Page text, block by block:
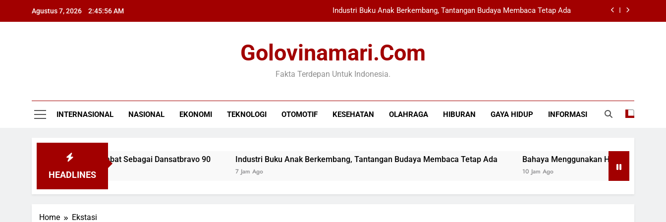
Agustus 7, 2026 2:45:56 AM Industri Buku Anak Berkembang, Tantangan Budaya Membaca Tetap Ada
Prabowo Ingin Pimpin Pemerintahan Berdasarkan Data dan Fakta
Letkol Pas Anang Kurniawan Kini Menjabat Sebagai Dansatbravo 90
Bahaya Menggunakan HP Saat Mengisi Daya yang Perlu Diketahui
Golovinamari.com
Fakta Terdepan Untuk Indonesia.
INTERNASIONAL NASIONAL EKONOMI TEKNOLOGI OTOMOTIF KESEHATAN OLAHRAGA HIBURAN GAYA HIDUP INFORMASI
HEADLINES
Kurniawan Kini Menjabat Sebagai Dansatbravo 90 Industri Buku Anak Berkembang, Tantangan Budaya Membaca Tetap Ada
7 Jam Ago
Bahaya Menggunakan HP Saat Mengisi
10 Jam Ago
Home Ekstasi